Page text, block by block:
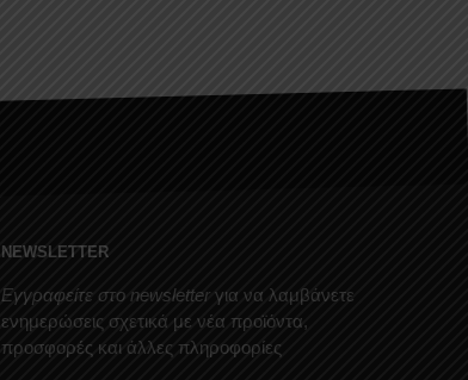
NEWSLETTER
Εγγραφείτε στο newsletter για να λαμβάνετε
ενημερώσεις σχετικά με νέα προϊόντα,
προσφορές και άλλες πληροφορίες